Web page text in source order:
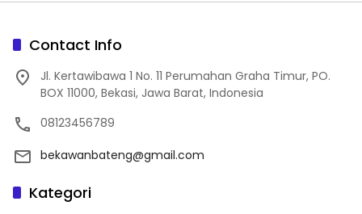
Contact Info
Jl. Kertawibawa 1 No. 11 Perumahan Graha Timur, PO.
BOX 11000, Bekasi, Jawa Barat, Indonesia
08123456789
bekawanbateng@gmail.com
Kategori